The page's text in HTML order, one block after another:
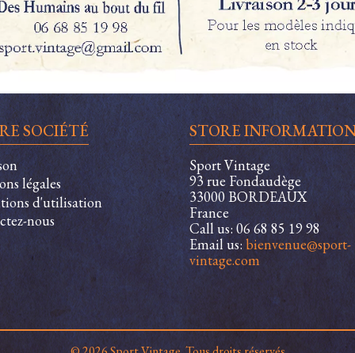
SOCIÉTÉ
légales
d'utilisation
nous
STORE
Sport Vintage
93 rue Fondaudège
33000 BORDEAUX
France
Call us: 06 68 85 19 98
Email us: bienvenue@sport-
vintage.com